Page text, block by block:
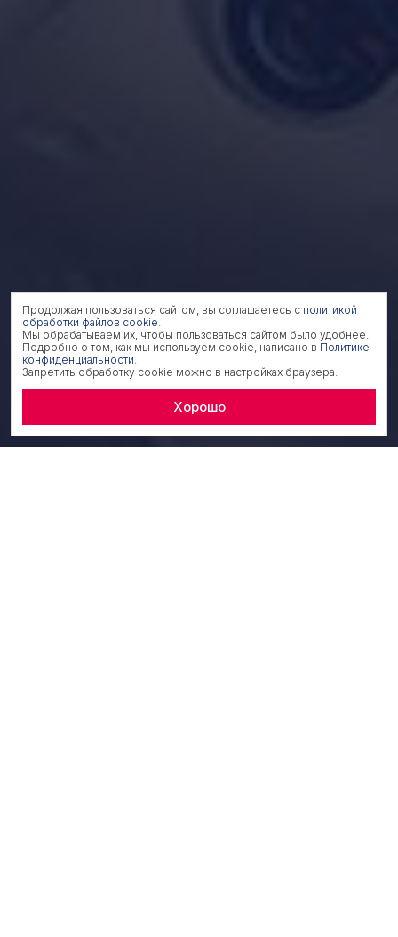
Продолжая пользоваться сайтом, вы соглашаетесь с политикой
обработки файлов cookie.
Мы обрабатываем их, чтобы пользоваться сайтом было удобнее.
Подробно о том, как мы используем cookie, написано в Политике
конфиденциальности.
Запретить обработку cookie можно в настройках браузера.
Хорошо